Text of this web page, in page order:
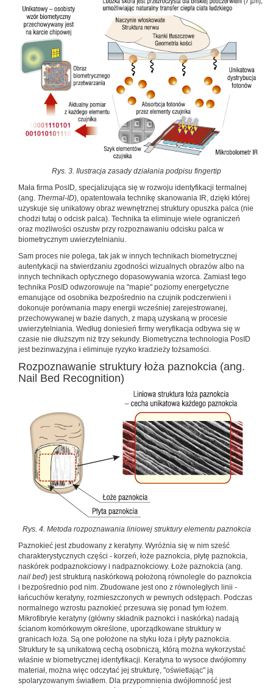
Rys. 3. Ilustracja zasady działania podpisu fingertip
Mała firma PosID, specjalizująca się w rozwoju identyfikacji termalnej
(ang. Thermal-ID), opatentowała technikę skanowania IR, dzięki której
uzyskuje się unikatowy obraz wewnętrznej struktury opuszka palca (nie
chodzi tutaj o odcisk palca). Technika ta eliminuje wiele ograniczeń
oraz możliwości oszustw przy rozpoznawaniu odcisku palca w
biometrycznym uwierzytelnianiu.
Sam proces nie polega, tak jak w innych technikach biometrycznej
autentykacji na stwierdzaniu zgodności wizualnych obrazów albo na
innych technikach optycznego dopasowywania wzorca. Zamiast tego
technika PosID odwzorowuje na "mapie" poziomy energetyczne
emanujące od osobnika bezpośrednio na czujnik podczerwieni i
dokonuje porównania mapy energii wcześniej zarejestrowanej,
przechowywanej w bazie danych, z mapą uzyskaną w procesie
uwierzytelniania. Według doniesień firmy weryfikacja odbywa się w
czasie nie dłuższym niż trzy sekundy. Biometryczna technologia PosID
jest bezinwazyjna i eliminuje ryzyko kradzieży tożsamości.
Rozpoznawanie struktury łoża paznokcia (ang.
Nail Bed Recognition)
Rys. 4. Metoda rozpoznawania liniowej struktury elementu paznokcia
Paznokieć jest zbudowany z keratyny. Wyróżnia się w nim sześć
charakterystycznych części - korzeń, łoże paznokcia, płytę paznokcia,
naskórek podpaznokciowy i nadpaznokciowy. Łoże paznokcia (ang.
nail bed) jest strukturą naskórkową położoną równolegle do paznokcia
i bezpośrednio pod nim. Zbudowane jest ono z równoległych linii -
łańcuchów keratyny, rozmieszczonych w pewnych odstępach. Podczas
normalnego wzrostu paznokieć przesuwa się ponad tym łożem.
Mikrofibryle keratyny (główny składnik paznokci i naskórka) nadają
ścianom komórkowym określone, uporządkowane struktury w
granicach łoża. Są one położone na styku łoża i płyty paznokcia.
Struktury te są unikatową cechą osobniczą, którą można wykorzystać
właśnie w biometrycznej identyfikacji. Keratyna to wysoce dwójłomny
materiał, można więc odczytać jej strukturę, "oświetlając" ją
spolaryzowanym światłem. Dla przypomnienia dwójłomność jest